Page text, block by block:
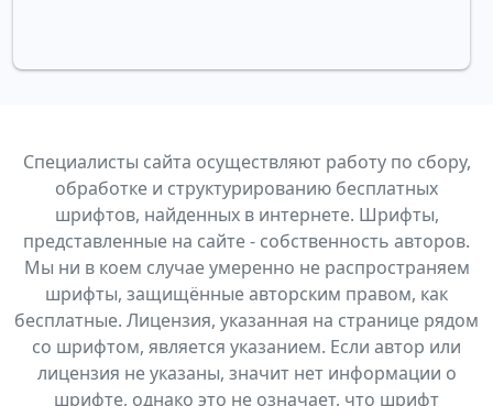
Специалисты сайта осуществляют работу по сбору,
обработке и структурированию бесплатных
шрифтов, найденных в интернете. Шрифты,
представленные на сайте - собственность авторов.
Мы ни в коем случае умеренно не распространяем
шрифты, защищённые авторским правом, как
бесплатные. Лицензия, указанная на странице рядом
со шрифтом, является указанием. Если автор или
лицензия не указаны, значит нет информации о
шрифте, однако это не означает, что шрифт